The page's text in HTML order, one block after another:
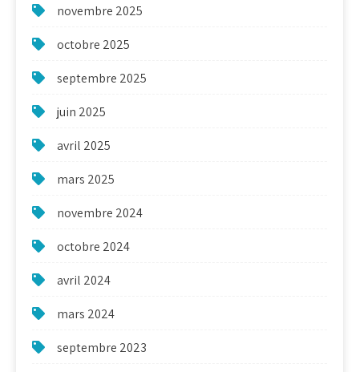
novembre 2025
octobre 2025
septembre 2025
juin 2025
avril 2025
mars 2025
novembre 2024
octobre 2024
avril 2024
mars 2024
septembre 2023